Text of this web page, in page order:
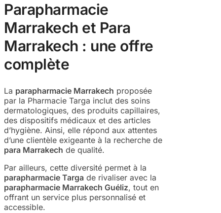
Parapharmacie
Marrakech et Para
Marrakech : une offre
complète
La parapharmacie Marrakech proposée
par la Pharmacie Targa inclut des soins
dermatologiques, des produits capillaires,
des dispositifs médicaux et des articles
d’hygiène. Ainsi, elle répond aux attentes
d’une clientèle exigeante à la recherche de
para Marrakech de qualité.
Par ailleurs, cette diversité permet à la
parapharmacie Targa de rivaliser avec la
parapharmacie Marrakech Guéliz, tout en
offrant un service plus personnalisé et
accessible.